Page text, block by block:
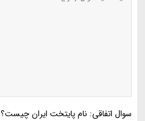
سوال اتفاقی: نام پایتخت ایران چیست؟